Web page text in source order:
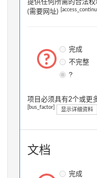
提供任何所需的合法权
(需要网址)
完成
不完整
?
项目必须具有2个或更
[bus_factor] 显示详细资料
文档
完成